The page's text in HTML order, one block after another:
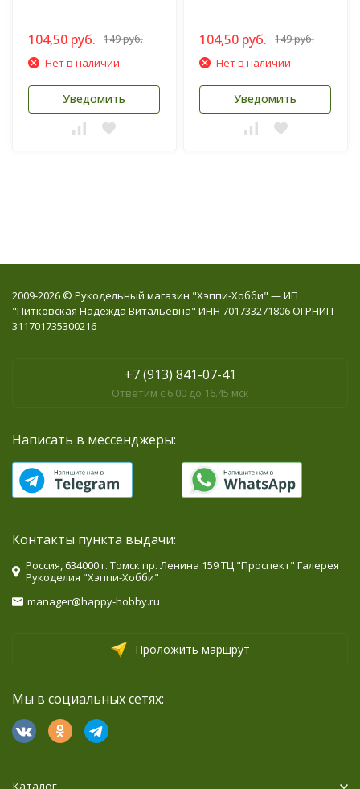
104,50 руб. 149 руб.
Нет в наличии
Уведомить
104,50 руб. 149 руб.
Нет в наличии
Уведомить
2009-2026 © Рукодельный магазин "Хэппи-Хобби" — ИП
"Питковская Надежда Витальевна" ИНН 701733271806 ОГРНИП
311701735300216
+7 (913) 841-07-41
Ответим с 6.00 до 16.45 мск
Написать в мессенджеры:
Контакты пункта выдачи:
Россия, 634000 г. Томск пр. Ленина 159 ТЦ "Проспект" Галерея
Рукоделия "Хэппи-Хобби"
manager@happy-hobby.ru
Проложить маршрут
Мы в социальных сетях: